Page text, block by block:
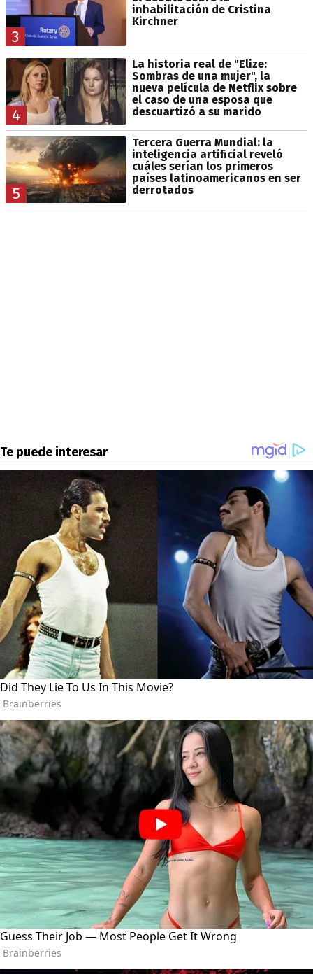
3
inhabilitación de Cristina
Kirchner
4
La historia real de "Elize:
Sombras de una mujer", la
nueva película de Netflix sobre
el caso de una esposa que
descuartizó a su marido
5
Tercera Guerra Mundial: la
inteligencia artificial reveló
cuáles serían los primeros
países latinoamericanos en ser
derrotados